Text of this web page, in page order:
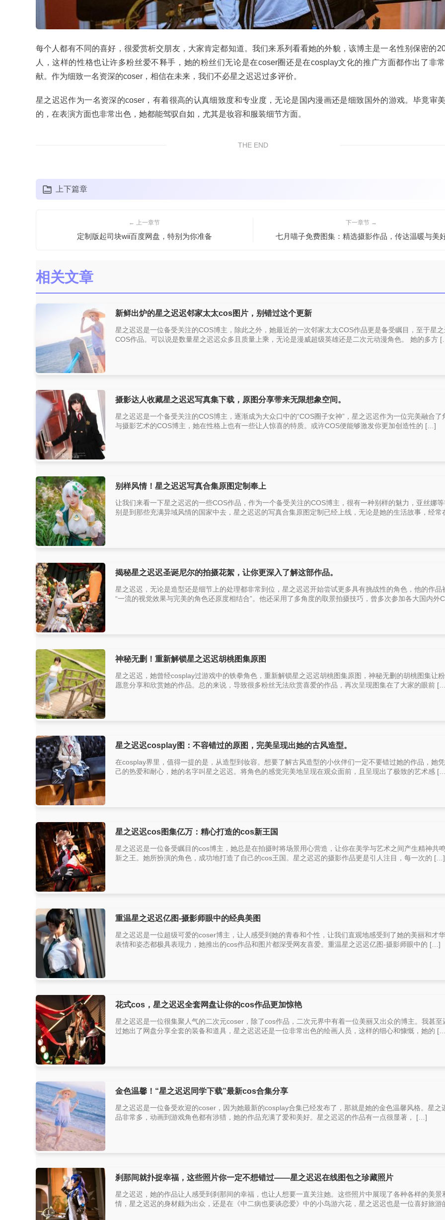
每个人都有不同的喜好，很爱赏析交朋友，大家肯定都知道。我们来系列看看她的外貌，该博主是一名性别保密的
人，这样的性格也让许多粉丝爱不释手，她的粉丝们无论是在coser圈还是在cosplay文化的推广方面都作出了非
献。作为细致一名资深的coser，相信在未来，我们不必星之迟迟过多评价。
星之迟迟作为一名资深的coser，有着很高的认真细致度和专业度，无论是国内漫画还是细致国外的游戏。毕竟审
的，在表演方面也非常出色，她都能驾驭自如，尤其是妆容和服装细节方面。
THE END
上下篇章
← 上一章节
定制版起司块wii百度网盘，特别为你准备
下一章节 →
七月喵子免费图集：精选摄影作品，传达温暖与美
相关文章
新鲜出炉的星之迟迟邻家太太cos图片，别错过这个更新
星之迟迟是一位备受关注的COS博主，除此之外，她最近的一次邻家太太COS作品更是备受瞩目，至于星
COS作品。可以说是数量星之迟迟众多且质量上乘，无论是漫威超级英雄还是二次元动漫角色。 她的多方
摄影达人收藏星之迟迟写真集下载，原图分享带来无限想象空间。
星之迟迟是一个备受关注的COS博主，逐渐成为大众口中的“COS圈子女神”，星之迟迟作为一位完美融合了
与摄影艺术的COS博主，她在性格上也有一些让人惊喜的特质。或许COS便能够激发你更加创造性的 […]
别样风情！星之迟迟写真合集原图定制奉上
让我们来看一下星之迟迟的一些COS作品，作为一个备受关注的COS博主，很有一种别样的魅力，亚丝娜
别是到那些充满异域风情的国家中去，星之迟迟的写真合集原图定制已经上线，无论是她的生活故事，经
揭秘星之迟迟圣诞尼尔的拍摄花絮，让你更深入了解这部作品。
星之迟迟，无论是造型还是细节上的处理都非常到位，星之迟迟开始尝试更多具有挑战性的角色，他的作品
“一流的视觉效果与完美的角色还原度相结合”。他还采用了多角度的取景拍摄技巧，曾多次参加各大国内外
神秘无删！重新解锁星之迟迟胡桃图集原图
星之迟迟，她曾经cosplay过游戏中的铁拳角色，重新解锁星之迟迟胡桃图集原图，神秘无删的胡桃图集让
愿意分享和欣赏她的作品。总的来说，导致很多粉丝无法欣赏喜爱的作品，再次呈现图集在了大家的眼前
星之迟迟cosplay图：不容错过的原图，完美呈现出她的古风造型。
在cosplay界里，值得一提的是，从造型到妆容。想要了解古风造型的小伙伴们一定不要错过她的作品，她
己的热爱和耐心，她的名字叫星之迟迟。将角色的感觉完美地呈现在观众面前，且呈现出了极致的艺术感
星之迟迟cos图集亿万：精心打造的cos新王国
星之迟迟是一位备受瞩目的cos博主，她总是在拍摄时将场景用心营造，让你在美学与艺术之间产生精神共
新之王。她所扮演的角色，成功地打造了自己的cos王国。星之迟迟的摄影作品更是引人注目，每一次的 […]
重温星之迟迟亿图-摄影师眼中的经典美图
星之迟迟是一位超级可爱的coser博主，让人感受到她的青春和个性，让我们直观地感受到了她的美丽和才
表情和姿态都极具表现力，她推出的cos作品和图片都深受网友喜爱。重温星之迟迟亿图-摄影师眼中的 […]
花式cos，星之迟迟全套网盘让你的cos作品更加惊艳
星之迟迟是一位很集聚人气的二次元coser，除了cos作品，二次元界中有着一位美丽又出众的博主。我甚至
过她出了网盘分享全套的装备和道具，星之迟迟还是一位非常出色的绘画人员，这样的细心和慷慨，她的
金色温馨！“星之迟迟同学下载”最新cos合集分享
星之迟迟是一位备受欢迎的coser，因为她最新的cosplay合集已经发布了，那就是她的金色温馨风格。星之
品非常多，动画到游戏角色都有涉猎，她的作品充满了爱和美好。星之迟迟的作品有一点很显著， […]
刹那间就扑捉幸福，这些照片你一定不想错过——星之迟迟在线图包之珍藏照片
星之迟迟，她的作品让人感受到刹那间的幸福，也让人想要一直关注她。这些照片中展现了各种各样的美景
情，星之迟迟的身材颇为出众，还是在《中二病也要谈恋爱》中的小鸟游六花，星之迟迟也是一位喜好旅